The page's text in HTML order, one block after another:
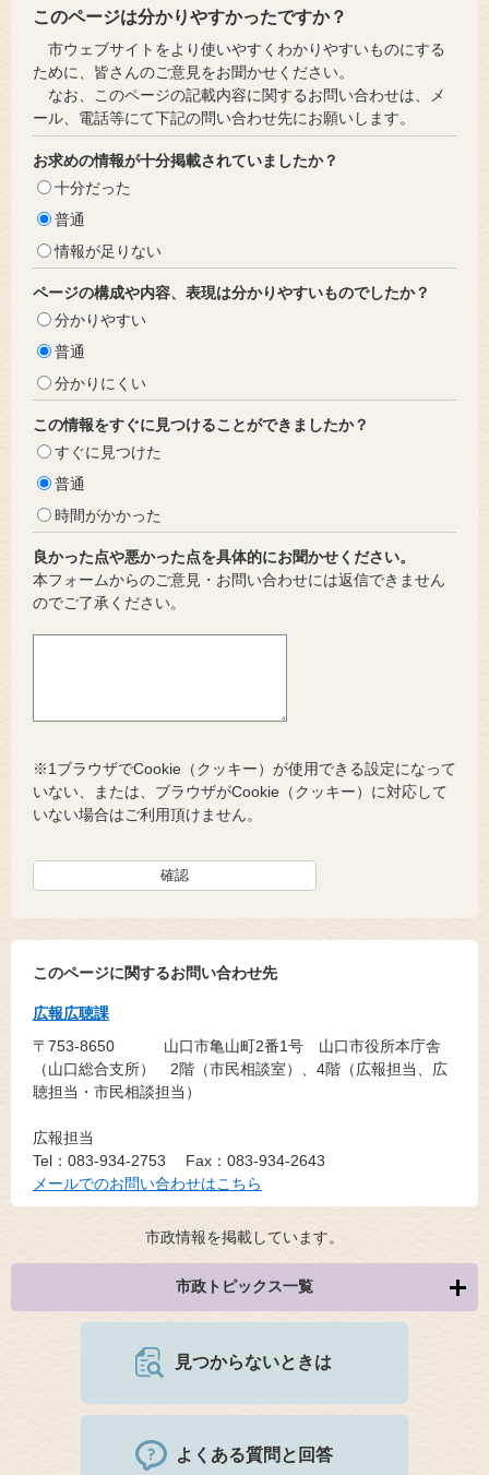
このページは分かりやすかったですか？
市ウェブサイトをより使いやすくわかりやすいものにする
ために、皆さんのご意見をお聞かせください。
なお、このページの記載内容に関するお問い合わせは、メ
ール、電話等にて下記の問い合わせ先にお願いします。
お求めの情報が十分掲載されていましたか？
十分だった
普通
情報が足りない
ページの構成や内容、表現は分かりやすいものでしたか？
分かりやすい
普通
分かりにくい
この情報をすぐに見つけることができましたか？
すぐに見つけた
普通
時間がかかった
良かった点や悪かった点を具体的にお聞かせください。
本フォームからのご意見・お問い合わせには返信できません
のでご了承ください。
※1ブラウザでCookie（クッキー）が使用できる設定になって
いない、または、ブラウザがCookie（クッキー）に対応して
いない場合はご利用頂けません。
このページに関するお問い合わせ先
広報広聴課
〒753-8650
山口市亀山町2番1号 山口市役所本庁舎
（山口総合支所） 2階（市民相談室）、4階（広報担当、広
聴担当・市民相談担当）
広報担当
Tel：083-934-2753
Fax：083-934-2643
メールでのお問い合わせはこちら
市政情報を掲載しています。
市政トピックス一覧
見つからないときは
よくある質問と回答